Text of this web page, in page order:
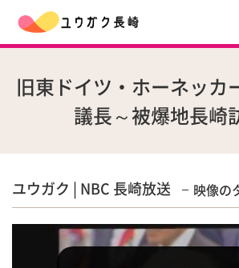
旧東ドイツ・ホーネッカ
議長～被爆地長崎
ユウガク | NBC 長崎放送 映像の